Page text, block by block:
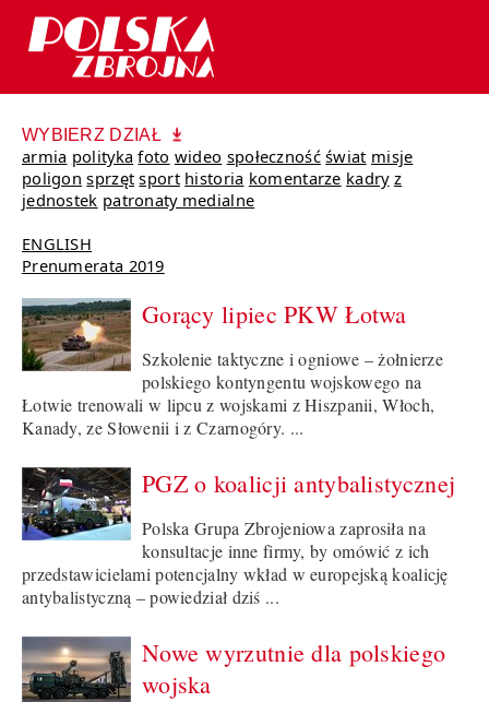
WYBIERZ DZIAŁ
armia polityka foto wideo społeczność świat misje
poligon sprzęt sport historia komentarze kadry z
jednostek patronaty medialne
ENGLISH
Prenumerata 2019
Gorący lipiec PKW Łotwa
Szkolenie taktyczne i ogniowe – żołnierze
polskiego kontyngentu wojskowego na
Łotwie trenowali w lipcu z wojskami z Hiszpanii, Włoch,
Kanady, ze Słowenii i z Czarnogóry. ...
PGZ o koalicji antybalistycznej
Polska Grupa Zbrojeniowa zaprosiła na
konsultacje inne firmy, by omówić z ich
przedstawicielami potencjalny wkład w europejską koalicję
antybalistyczną – powiedział dziś ...
Nowe wyrzutnie dla polskiego
wojska